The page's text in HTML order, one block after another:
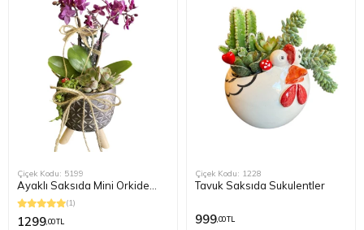
Çiçek Kodu: 5199
Ayaklı Saksıda Mini Orkide
Teraryum (1)
1299,00 TL
Çiçek Kodu: 1228
Tavuk Saksıda Sukulentler
999,00 TL